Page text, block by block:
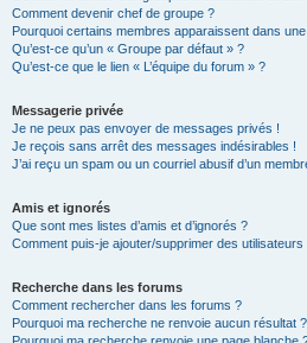
Comment devenir chef de groupe ?
Pourquoi certains membres apparaissent dans
Qu’est-ce qu’un « Groupe par défaut » ?
Qu’est-ce que le lien « L’équipe du forum » ?
Messagerie privée
Je ne peux pas envoyer de messages privés !
Je reçois sans arrêt des messages indésirables !
J’ai reçu un spam ou un courriel abusif d’un
Amis et ignorés
Que sont mes listes d’amis et d’ignorés ?
Comment puis-je ajouter/supprimer des utilisateurs
Recherche dans les forums
Comment rechercher dans les forums ?
Pourquoi ma recherche ne renvoie aucun résultat ?